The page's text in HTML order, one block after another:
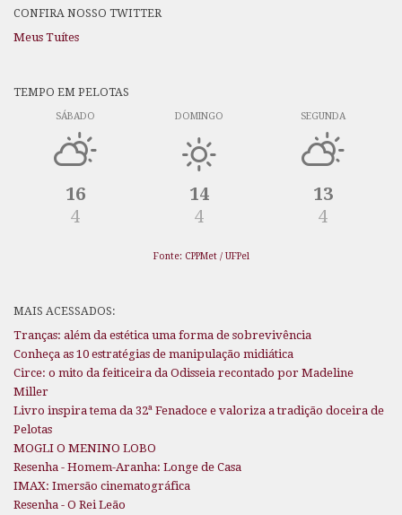
CONFIRA NOSSO TWITTER
Meus Tuítes
TEMPO EM PELOTAS
SÁBADO
16
4
DOMINGO
14
4
SEGUNDA
13
4
Fonte: CPPMet / UFPel
MAIS ACESSADOS:
Tranças: além da estética uma forma de sobrevivência
Conheça as 10 estratégias de manipulação midiática
Circe: o mito da feiticeira da Odisseia recontado por Madeline
Miller
Livro inspira tema da 32ª Fenadoce e valoriza a tradição doceira de
Pelotas
MOGLI O MENINO LOBO
Resenha - Homem-Aranha: Longe de Casa
IMAX: Imersão cinematográfica
Resenha - O Rei Leão